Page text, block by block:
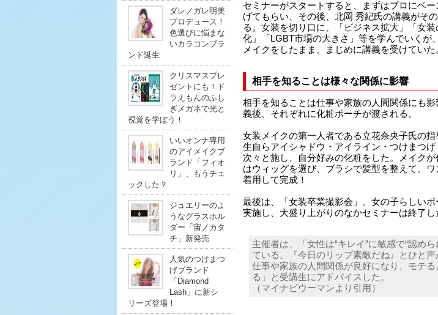
ダレノガレ明美
プロデュース！
色選びに悩まな
いカラコンブラ
ンド誕生
クリスマスプレ
ゼントにも！ド
ラえもんのふし
ぎメガネで光と
視覚を学ぼう！
いいオンナ専用
のアイメイクブ
ランド「フィオ
リ」、もうチェ
ックした？
ジュエリーのよ
うなグラスホル
ダー「宙ノカタ
チ」新発売
人気のつけまつ
げブランド
「Diamond
Lash」に新シ
リーズ登場！
セミナーがスタートすると、まずはプロにベー
げてもらい、その後、北岡 秀紀氏の講義がそ
る。女装を切り口に、「ビジネス拡大」「女
化」「LGBT市場の大きさ」等を学んでいくが
メイクをしたまま、まじめに講義を受けていた
相手を知ることは様々な関係に影響
相手を知ることは仕事や家族の人間関係にも
義後、それぞれに化粧ポーチが渡される。
女装メイクの第一人者である立花奈央子氏の
生自らアイシャドウ・アイライン・つけまつげ
次々と施し、自分好みの化粧をした。メイク
はウィッグを選び、ブラシで髪型を整えて、
着用して完成！
最後は、「女装卒業撮影会」。女の子らしい
実施し、大盛り上がりのなかセミナーは終了し
主催者は、「女性は“キレイ”に敏感で“認めら
ている。『今日のリップ素敵だね』とひと
仕事や家族の人間関係が良好になり、モテる
る」と受講生にアドバイスした。
（マイナビウーマンより引用）